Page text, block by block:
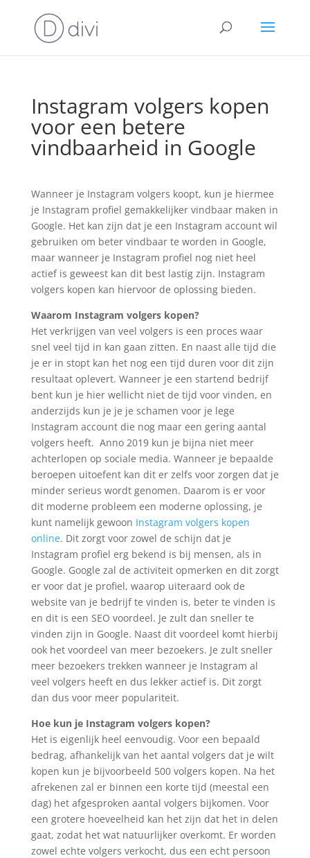
Instagram volgers kopen
voor een betere
vindbaarheid in Google
Wanneer je Instagram volgers koopt, kun je hiermee
je Instagram profiel gemakkelijker vindbaar maken in
Google. Het kan zijn dat je een Instagram account wil
gebruiken om beter vindbaar te worden in Google,
maar wanneer je Instagram profiel nog niet heel
actief is geweest kan dit best lastig zijn. Instagram
volgers kopen kan hiervoor de oplossing bieden.
Waarom Instagram volgers kopen?
Het verkrijgen van veel volgers is een proces waar
snel veel tijd in kan gaan zitten. En naast alle tijd die
je er in stopt kan het nog een tijd duren voor dit zijn
resultaat oplevert. Wanneer je een startend bedrijf
bent kun je hier wellicht niet de tijd voor vinden, en
anderzijds kun je je je schamen voor je lege
Instagram account die nog maar een gering aantal
volgers heeft. Anno 2019 kun je bijna niet meer
achterlopen op sociale media. Wanneer je bepaalde
beroepen uitoefent kan dit er zelfs voor zorgen dat je
minder serieus wordt genomen. Daarom is er voor
dit moderne probleem een moderne oplossing, je
kunt namelijk gewoon Instagram volgers kopen
online. Dit zorgt voor zowel de schijn dat je
Instagram profiel erg bekend is bij mensen, als in
Google. Google zal de activiteit opmerken en dit zorgt
er voor dat je profiel, waarop uiteraard ook de
website van je bedrijf te vinden is, beter te vinden is
en dit is een SEO voordeel. Je zult dan sneller te
vinden zijn in Google. Naast dit voordeel komt hierbij
ook het voordeel van meer bezoekers. Je zult sneller
meer bezoekers trekken wanneer je Instagram al
veel volgers heeft en dus lekker actief is. Dit zorgt
dan dus voor meer populariteit.
Hoe kun je Instagram volgers kopen?
Het is eigenlijk heel eenvoudig. Voor een bepaald
bedrag, afhankelijk van het aantal volgers dat je wilt
kopen kun je bijvoorbeeld 500 volgers kopen. Na het
afrekenen zal er binnen een korte tijd (meestal een
dag) het afgesproken aantal volgers bijkomen. Voor
een grotere hoeveelheid kan het zijn dat het in delen
gaat, zodat het wat natuurlijker overkomt. Er worden
zowel echte volgers verkocht, dus een echt persoon